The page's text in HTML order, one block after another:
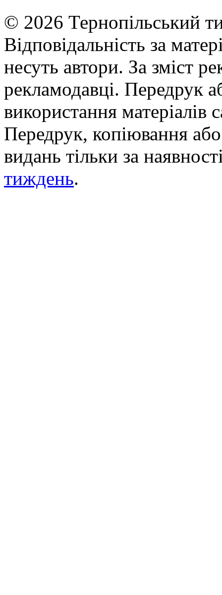
© 2026 Тернопільський
Відповідальність за
несуть автори. За зміст
рекламодавці. Передрук
використання матеріалів
Передрук, копіювання
видань тільки за
тиждень.